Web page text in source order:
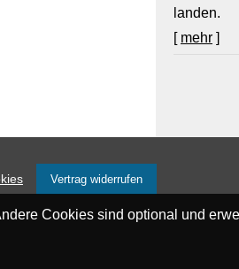
landen.
[ mehr ]
Vertrag widerrufen
Cookies sind optional und